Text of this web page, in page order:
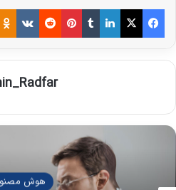
فیس بوک X لینکدین ‫تامبلر ‫پین‌ترست ‫رددیت ‫VKontakte
هوش مصنوعی